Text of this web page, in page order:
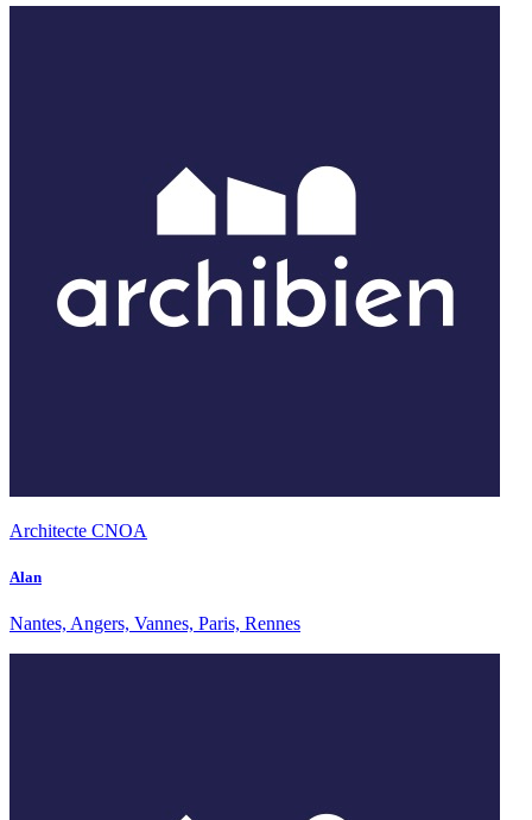
Architecte CNOA
Alan
Nantes, Angers, Vannes, Paris, Rennes